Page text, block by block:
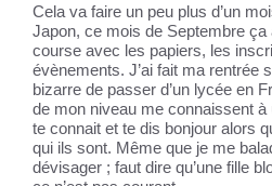
Cela va faire un peu plus d’un
Japon, ce mois de Septembre ça
course avec les papiers, les
évènements. J’ai fait ma rentrée
bizarre de passer d’un lycée en
de mon niveau me connaissent
te connait et te dis bonjour alors
qui ils sont. Même que je me
dévisager ; faut dire qu’une fille